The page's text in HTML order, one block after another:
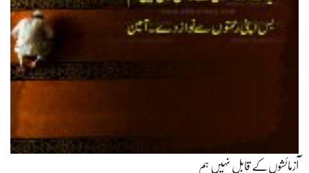
آزمائشوں‌کے قابل نہیں ہم